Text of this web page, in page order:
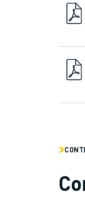
LOCALISATION DES SITES